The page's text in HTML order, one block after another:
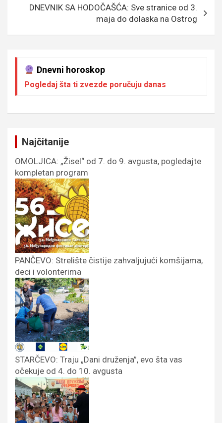
DNEVNIK SA HODOČAŠĆA: Sve stranice od 3.
maja do dolaska na Ostrog
Dnevni horoskop
Pogledaj šta ti zvezde poručuju danas
Najčitanije
OMOLJICA: „Žisel“ od 7. do 9. avgusta, pogledajte
kompletan program
PANČEVO: Strelište čistije zahvaljujući komšijama,
deci i volonterima
STARČEVO: Traju „Dani druženja”, evo šta vas
očekuje od 4. do 10. avgusta